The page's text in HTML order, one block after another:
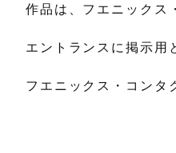
作品は、フエニックス
エントランスに掲示用
フエニックス・コンタ